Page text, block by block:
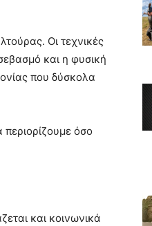
Οι τεχνικές
και η φυσική
που δύσκολα
όσο
και κοινωνικά